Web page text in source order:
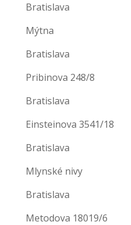
Bratislava
Mýtna
Bratislava
Pribinova 248/8
Bratislava
Einsteinova 3541/18
Bratislava
Mlynské nivy
Bratislava
Metodova 18019/6